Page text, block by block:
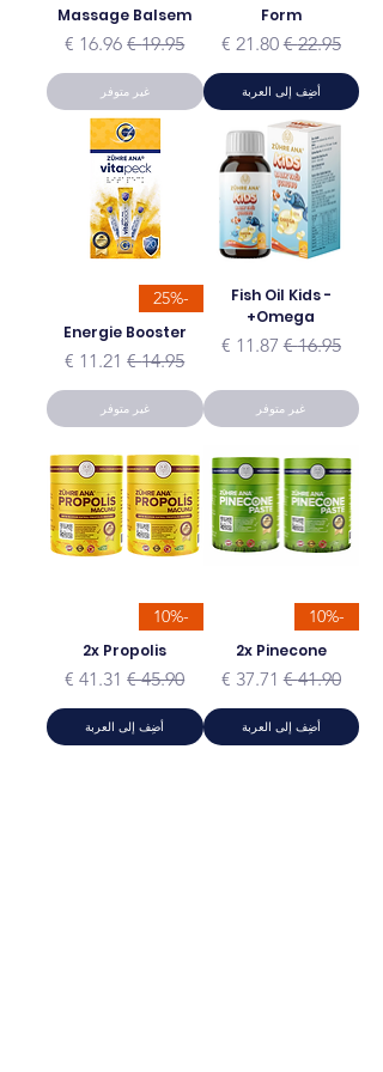
Form
سعر عادي‏22.95 € سعر البيع‏21.80 €
أضِف إلى العربة
Massage Balsem
سعر عادي‏19.95 € سعر البيع
غير متوفر
Fish Oil Kids -
Omega+
سعر عادي‏16.95 € سعر البيع
غير متوفر
-25%
Energie Booster
سعر عادي‏14.95 € سعر البيع
غير متوفر
-10%
2x Pinecone
سعر عادي‏41.90 € سعر البيع
أضِف إلى العربة
-10%
2x Propolis
سعر عادي‏45.90 € سعر البيع
أضِف إلى العربة